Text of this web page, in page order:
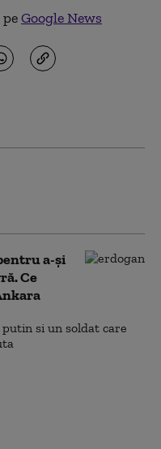
Google News
a-și
Ce